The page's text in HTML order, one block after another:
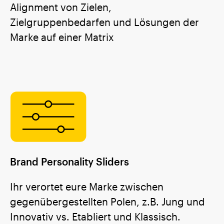
Alignment von Zielen,
Zielgruppenbedarfen und Lösungen der
Marke auf einer Matrix
Brand Personality Sliders
Ihr verortet eure Marke zwischen
gegenübergestellten Polen, z.B. Jung und
Innovativ vs. Etabliert und Klassisch.